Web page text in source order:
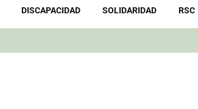
DISCAPACIDAD SOLIDARIDAD RSC